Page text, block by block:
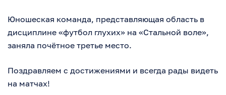
Юношеская команда, представляющая область в
дисциплине «футбол глухих» на «Стальной воле»,
заняла почётное третье место.
Поздравляем с достижениями и всегда рады видеть
на матчах!